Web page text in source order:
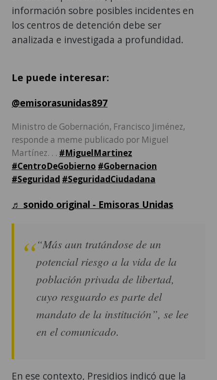
información sobre posibles incidentes en
los centros de detención debe ser
analizada e investigada a profundidad.
Le puede interesar:
@emisorasunidas897
Ministro de Gobernación, Francisco Jiménez,
responde a meme publicado por Miguel
Martínez. . . #MiguelMartinez
#CentroDeGobierno #Gobernacion
#Seguridad #SeguridadCiudadana
♬ sonido original - Emisoras Unidas
“Más aun tratándose de un
potencial riesgo a la vida de la
población privada de libertad,
cuyo resguardo es parte del
mandato de la institución”, se lee
en el comunicado.
En ese contexto, Presidios indicó que la